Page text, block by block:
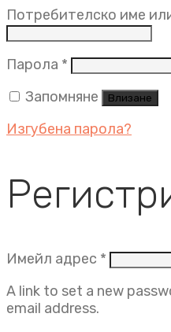
Потребителско име
Парола * Задължително
Запомняне
Влизане
Изгубена парола?
Имейл адрес *
A link to set a new
email address.